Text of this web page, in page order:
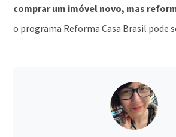
comprar um imóvel novo, mas
o programa Reforma Casa Brasil pode